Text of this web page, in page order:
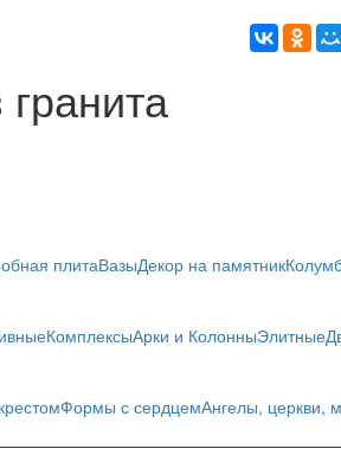
плитаВазыДекор на памятник
КомплексыАрки и КолонныЭлитные
Формы с сердцемАнгелы, церкви,